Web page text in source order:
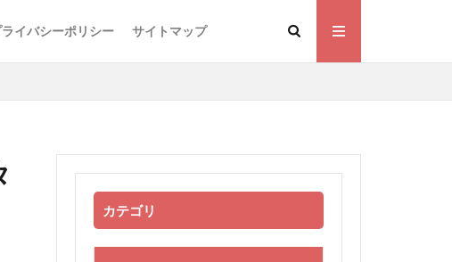
ライバシーポリシー サイトマップ
カテゴリ